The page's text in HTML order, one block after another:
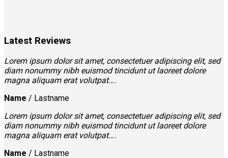
Latest Reviews
Lorem ipsum dolor sit amet, consectetuer adipiscing elit, sed
diam nonummy nibh euismod tincidunt ut laoreet dolore
magna aliquam erat volutpat….
Name / Lastname
Lorem ipsum dolor sit amet, consectetuer adipiscing elit, sed
diam nonummy nibh euismod tincidunt ut laoreet dolore
magna aliquam erat volutpat….
Name / Lastname